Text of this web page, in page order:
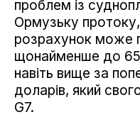
проблем із
Ормузьку
розрахунок може
щонайменше до 65
навіть вище за
доларів, який
G7.